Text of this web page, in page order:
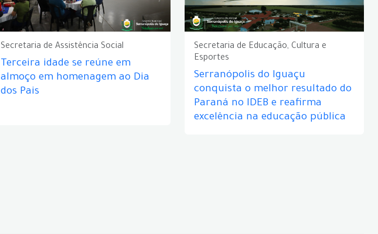
Secretaria de Assistência Social
Terceira idade se reúne em
almoço em homenagem ao Dia
dos Pais
Secretaria de Educação, Cultura e
Esportes
Serranópolis do Iguaçu
conquista o melhor resultado do
Paraná no IDEB e reafirma
excelência na educação pública